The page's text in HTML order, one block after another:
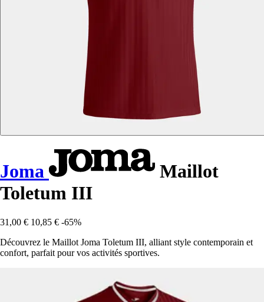
Joma
Maillot
Toletum III
31,00 € 10,85 € -65%
Découvrez le Maillot Joma Toletum III, alliant style contemporain et
confort, parfait pour vos activités sportives.